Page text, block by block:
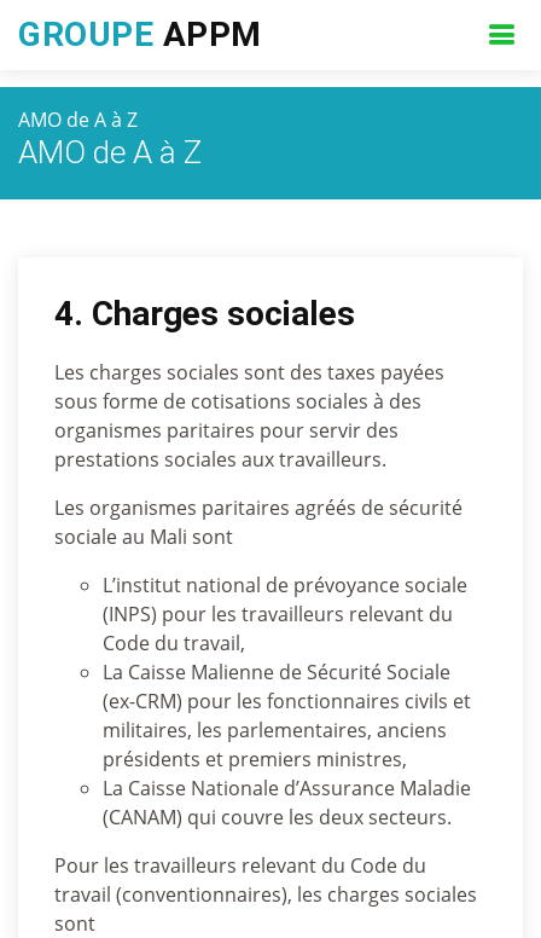
GROUPE APPM
AMO de A à Z
AMO de A à Z
4. Charges sociales
Les charges sociales sont des taxes payées
sous forme de cotisations sociales à des
organismes paritaires pour servir des
prestations sociales aux travailleurs.
Les organismes paritaires agréés de sécurité
sociale au Mali sont
L’institut national de prévoyance sociale
(INPS) pour les travailleurs relevant du
Code du travail,
La Caisse Malienne de Sécurité Sociale
(ex-CRM) pour les fonctionnaires civils et
militaires, les parlementaires, anciens
présidents et premiers ministres,
La Caisse Nationale d’Assurance Maladie
(CANAM) qui couvre les deux secteurs.
Pour les travailleurs relevant du Code du
travail (conventionnaires), les charges sociales
sont